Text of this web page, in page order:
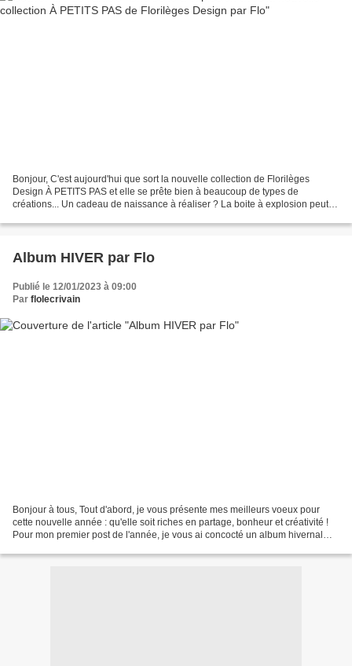
Bonjour, C'est aujourd'hui que sort la nouvelle collection de Florilèges
Design À PETITS PAS et elle se prête bien à beaucoup de types de
créations... Un cadeau de naissance à réaliser ? La boite à explosion peut
Album HIVER par Flo
Publié le 12/01/2023 à 09:00
Par flolecrivain
Bonjour à tous, Tout d'abord, je vous présente mes meilleurs voeux pour
cette nouvelle année : qu'elle soit riches en partage, bonheur et créativité !
Pour mon premier post de l'année, je vous ai concocté un album hivernal